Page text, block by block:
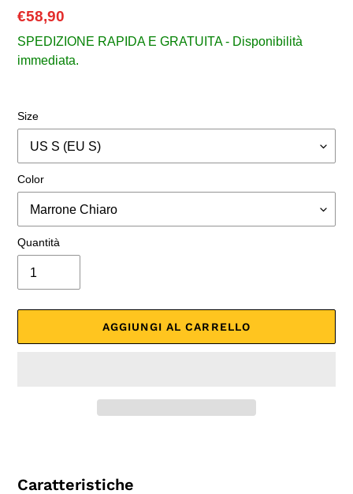
Prezzo
di
listino
€58,90
SPEDIZIONE RAPIDA E GRATUITA - Disponibilità
immediata.
Size
Color
Quantità
AGGIUNGI AL CARRELLO
nel
Caratteristiche